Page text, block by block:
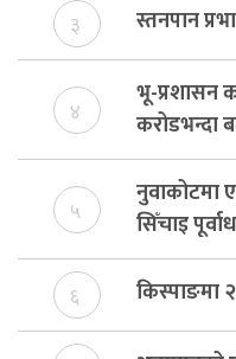
३ स्तनपान
४
भू-प्रशासन
करोडभन्दा
बेरुजु
५
नुवाकोटमा
सिँचाइ
६ किस्पाङमा